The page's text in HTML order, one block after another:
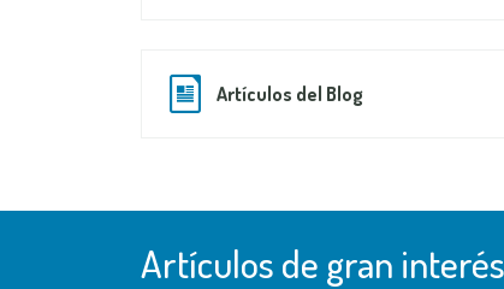
Artículos del Blog
Artículos de gran interés